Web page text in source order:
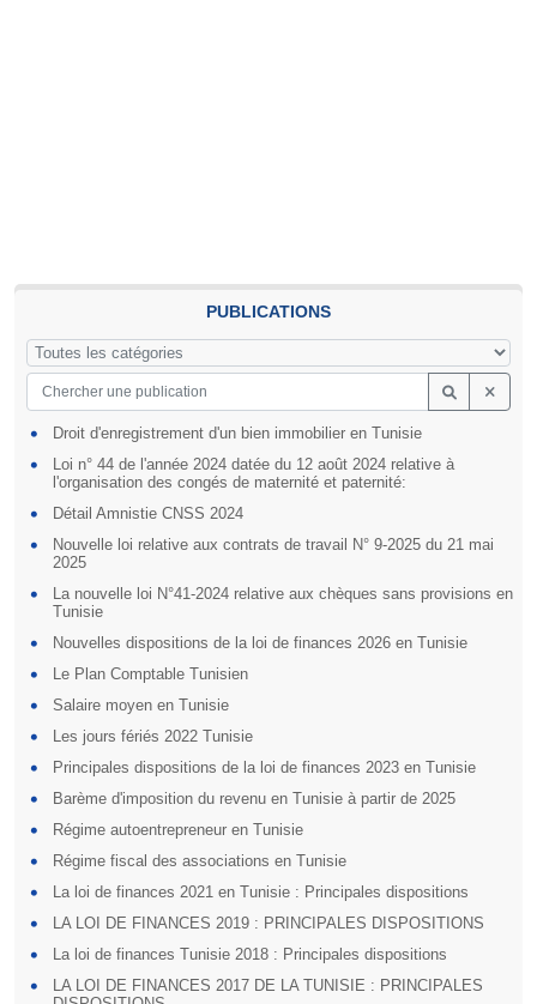
PUBLICATIONS
Droit d'enregistrement d'un bien immobilier en Tunisie
Loi n° 44 de l'année 2024 datée du 12 août 2024 relative à
l'organisation des congés de maternité et paternité:
Détail Amnistie CNSS 2024
Nouvelle loi relative aux contrats de travail N° 9-2025 du 21 mai
2025
La nouvelle loi N°41-2024 relative aux chèques sans provisions en
Tunisie
Nouvelles dispositions de la loi de finances 2026 en Tunisie
Le Plan Comptable Tunisien
Salaire moyen en Tunisie
Les jours fériés 2022 Tunisie
Principales dispositions de la loi de finances 2023 en Tunisie
Barème d'imposition du revenu en Tunisie à partir de 2025
Régime autoentrepreneur en Tunisie
Régime fiscal des associations en Tunisie
La loi de finances 2021 en Tunisie : Principales dispositions
LA LOI DE FINANCES 2019 : PRINCIPALES DISPOSITIONS
La loi de finances Tunisie 2018 : Principales dispositions
LA LOI DE FINANCES 2017 DE LA TUNISIE : PRINCIPALES